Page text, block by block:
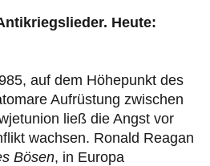
Heute:
auf dem Höhepunkt des
Aufrüstung zwischen
ließ die Angst vor
wachsen. Ronald Reagan
Bösen, in Europa